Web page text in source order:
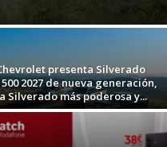
presenta Silverado
2027 de nueva generación,
Silverado más poderosa y...